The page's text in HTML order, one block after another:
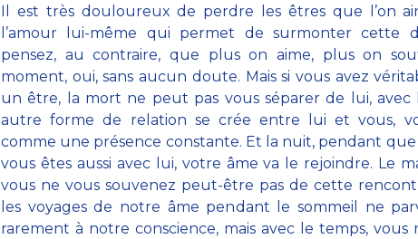
Il est très douloureux de perdre les êtres que l’on
l’amour lui-même qui permet de surmonter cette
pensez, au contraire, que plus on aime, plus on
moment, oui, sans aucun doute. Mais si vous avez
un être, la mort ne peut pas vous séparer de lui, avec
autre forme de relation se crée entre lui et vous,
comme une présence constante. Et la nuit, pendant
vous êtes aussi avec lui, votre âme va le rejoindre. Le
vous ne vous souvenez peut-être pas de cette
les voyages de notre âme pendant le sommeil ne
rarement à notre conscience, mais avec le temps, vous